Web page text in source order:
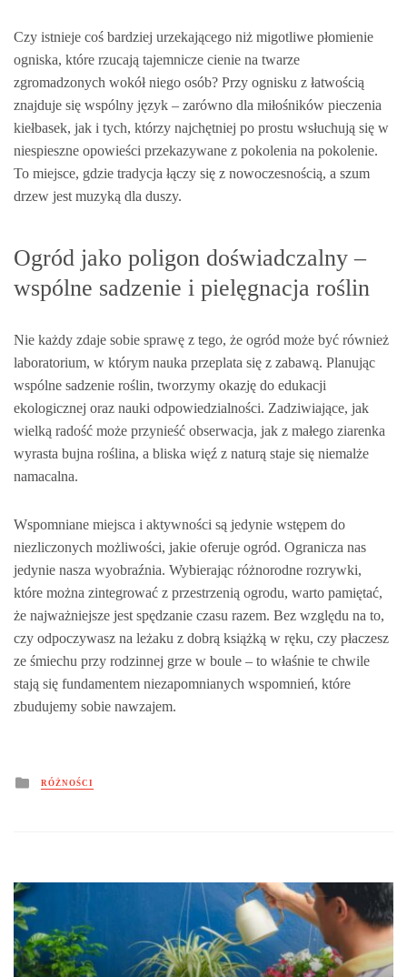
Czy istnieje coś bardziej urzekającego niż migotliwe płomienie
ogniska, które rzucają tajemnicze cienie na twarze
zgromadzonych wokół niego osób? Przy ognisku z łatwością
znajduje się wspólny język – zarówno dla miłośników pieczenia
kiełbasek, jak i tych, którzy najchętniej po prostu wsłuchują się w
niespieszne opowieści przekazywane z pokolenia na pokolenie.
To miejsce, gdzie tradycja łączy się z nowoczesnością, a szum
drzew jest muzyką dla duszy.
Ogród jako poligon doświadczalny –
wspólne sadzenie i pielęgnacja roślin
Nie każdy zdaje sobie sprawę z tego, że ogród może być również
laboratorium, w którym nauka przeplata się z zabawą. Planując
wspólne sadzenie roślin, tworzymy okazję do edukacji
ekologicznej oraz nauki odpowiedzialności. Zadziwiające, jak
wielką radość może przynieść obserwacja, jak z małego ziarenka
wyrasta bujna roślina, a bliska więź z naturą staje się niemalże
namacalna.
Wspomniane miejsca i aktywności są jedynie wstępem do
niezliczonych możliwości, jakie oferuje ogród. Ogranicza nas
jedynie nasza wyobraźnia. Wybierając różnorodne rozrywki,
które można zintegrować z przestrzenią ogrodu, warto pamiętać,
że najważniejsze jest spędzanie czasu razem. Bez względu na to,
czy odpoczywasz na leżaku z dobrą książką w ręku, czy płaczesz
ze śmiechu przy rodzinnej grze w boule – to właśnie te chwile
stają się fundamentem niezapomnianych wspomnień, które
zbudujemy sobie nawzajem.
Posted
RÓŻNOŚCI